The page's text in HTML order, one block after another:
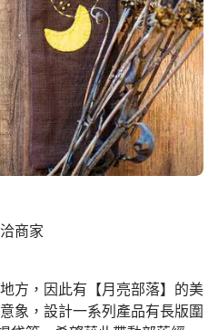
商家
方，因此有【月亮部落】的美
象，設計一系列產品有長版圍